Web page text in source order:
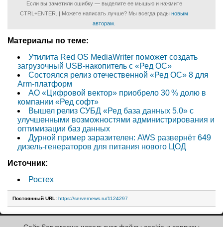
Если вы заметили ошибку — выделите ее мышью и нажмите
CTRL+ENTER. | Можете написать лучше? Мы всегда рады новым
авторам.
Материалы по теме:
Утилита Red OS MediaWriter поможет создать
загрузочный USB-накопитель с «Ред ОС»
Состоялся релиз отечественной «Ред ОС» 8 для
Arm-платформ
АО «Цифровой вектор» приобрело 30 % долю в
компании «Ред софт»
Вышел релиз СУБД «Ред база данных 5.0» c
улучшенными возможностями администрирования и
оптимизации баз данных
Дурной пример заразителен: AWS развернёт 649
дизель-генераторов для питания нового ЦОД
Источник:
Ростех
Постоянный URL: https://servernews.ru/1124297